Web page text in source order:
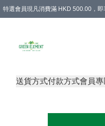
特選會員現凡消費滿 HKD 500.00，即
送貨方式付款方式會員專